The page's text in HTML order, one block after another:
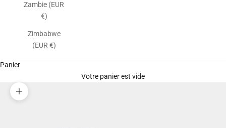
Zambie (EUR
€)
Zimbabwe
(EUR €)
Panier
Votre panier est vide
Zoomer sur l'image